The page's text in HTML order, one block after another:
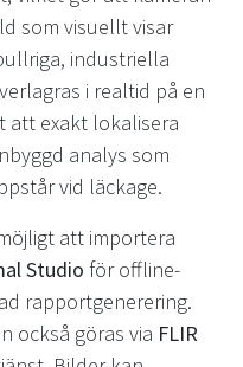
som visuellt visar
industriella
i realtid på en
att exakt lokalisera
analys som
vid läckage.
att importera
Studio för offline-
rapportgenerering.
också göras via FLIR